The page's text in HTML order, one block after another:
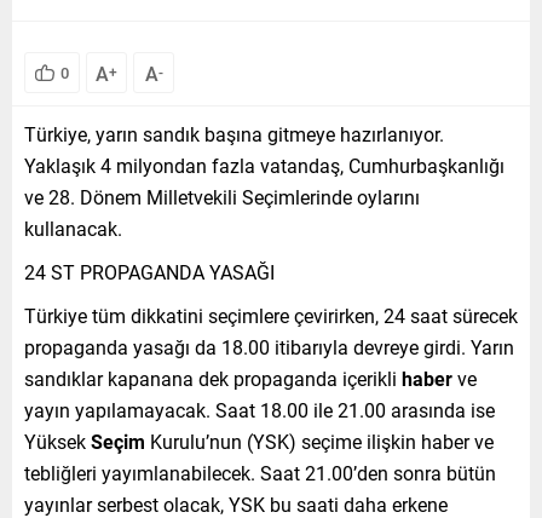
0 A+ A-
Türkiye, yarın sandık başına gitmeye hazırlanıyor.
Yaklaşık 4 milyondan fazla vatandaş, Cumhurbaşkanlığı
ve 28. Dönem Milletvekili Seçimlerinde oylarını
kullanacak.
24 ST PROPAGANDA YASAĞI
Türkiye tüm dikkatini seçimlere çevirirken, 24 saat sürecek
propaganda yasağı da 18.00 itibarıyla devreye girdi. Yarın
sandıklar kapanana dek propaganda içerikli haberve
yayın yapılamayacak. Saat 18.00 ile 21.00 arasında ise
YüksekSeçim Kurulu’nun (YSK) seçime ilişkin haber ve
tebliğleri yayımlanabilecek. Saat 21.00’den sonra bütün
yayınlar serbest olacak, YSK bu saati daha erkene